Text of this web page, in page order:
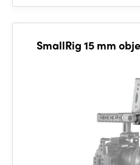
SmallRig 15 mm